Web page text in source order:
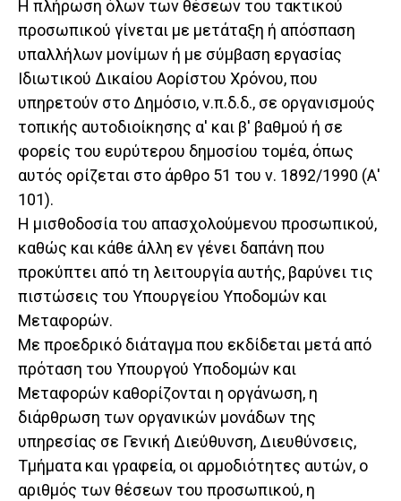
Η πλήρωση όλων των θέσεων του τακτικού
προσωπικού γίνεται με μετάταξη ή απόσπαση
υπαλλήλων μονίμων ή με σύμβαση εργασίας
Ιδιωτικού Δικαίου Αορίστου Χρόνου, που
υπηρετούν στο Δημόσιο, ν.π.δ.δ., σε οργανισμούς
τοπικής αυτοδιοίκησης α' και β' βαθμού ή σε
φορείς του ευρύτερου δημοσίου τομέα, όπως
αυτός ορίζεται στο άρθρο 51 του ν. 1892/1990 (Α'
101).
Η μισθοδοσία του απασχολούμενου προσωπικού,
καθώς και κάθε άλλη εν γένει δαπάνη που
προκύπτει από τη λειτουργία αυτής, βαρύνει τις
πιστώσεις του Υπουργείου Υποδομών και
Μεταφορών.
Με προεδρικό διάταγμα που εκδίδεται μετά από
πρόταση του Υπουργού Υποδομών και
Μεταφορών καθορίζονται η οργάνωση, η
διάρθρωση των οργανικών μονάδων της
υπηρεσίας σε Γενική Διεύθυνση, Διευθύνσεις,
Τμήματα και γραφεία, οι αρμοδιότητες αυτών, ο
αριθμός των θέσεων του προσωπικού, η